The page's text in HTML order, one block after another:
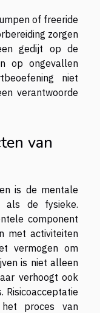
of freeride
zorgen
gedijt op de
op ongevallen
niet
verantwoorde
van
is de mentale
als de fysieke.
component
met activiteiten
vermogen om
is niet alleen
verhoogt ook
Risicoacceptatie
proces van